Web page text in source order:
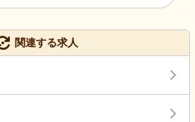
関連する求人